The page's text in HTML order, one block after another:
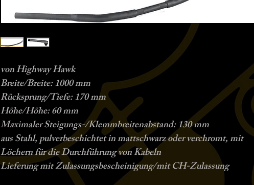
von Highway Hawk
Breite/Breite: 1000 mm
Rücksprung/Tiefe: 170 mm
Höhe/Höhe: 60 mm
Maximaler Steigungs-/Klemmbreitenabstand: 130 mm
aus Stahl, pulverbeschichtet in mattschwarz oder verchromt, mit
Löchern für die Durchführung von Kabeln
Lieferung mit Zulassungsbescheinigung/mit CH-Zulassung